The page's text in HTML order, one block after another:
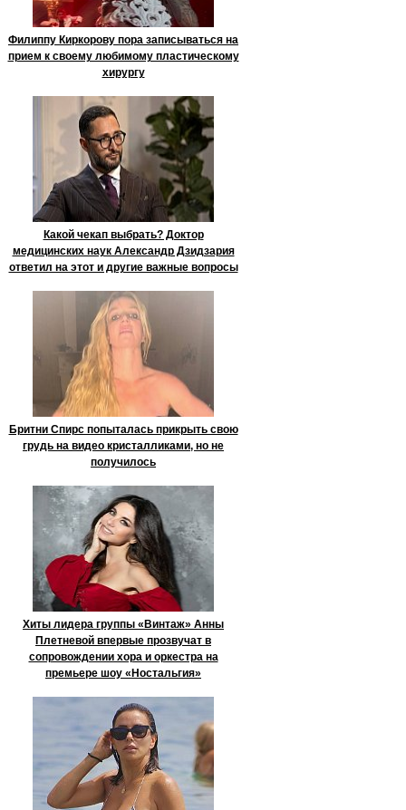
Филиппу Киркорову пора записываться на
прием к своему любимому пластическому
хирургу
Какой чекап выбрать? Доктор
медицинских наук Александр Дзидзария
ответил на этот и другие важные вопросы
Бритни Спирс попыталась прикрыть свою
грудь на видео кристалликами, но не
получилось
Хиты лидера группы «Винтаж» Анны
Плетневой впервые прозвучат в
сопровождении хора и оркестра на
премьере шоу «Ностальгия»